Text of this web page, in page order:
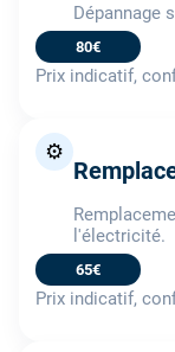
Dépannage
80€
Prix indicatif,
⚙️
l'électricité.
65€
Prix indicatif,